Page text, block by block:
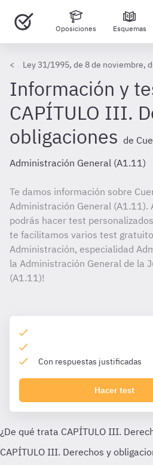
Oposiciones Esquemas
Ley 31/1995, de 8 de noviembre,
Información y
CAPÍTULO III.
obligaciones de
Administración General (A1.11)
Te damos información sobre
Administración General (A1.11).
podrás hacer test
te facilitamos varios test
Administración, especialidad
la Administración General de la
(A1.11)!
Con respuestas justificadas
Hacer test